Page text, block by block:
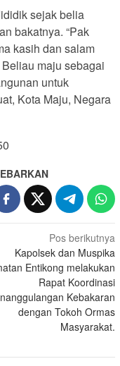
sejak belia
bakatnya. “Pak
kasih dan salam
maju sebagai
untuk
Kota Maju, Negara
Pos berikutnya
Kapolsek dan Muspika
Entikong melakukan
Rapat Koordinasi
Kebakaran
dengan Tokoh Ormas
Masyarakat.